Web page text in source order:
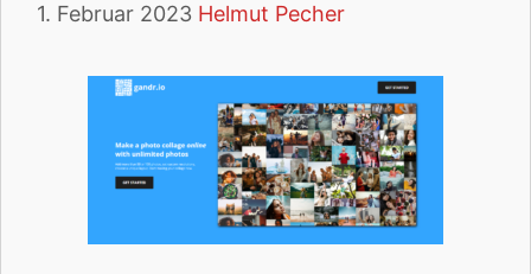
1. Februar 2023 Helmut Pecher